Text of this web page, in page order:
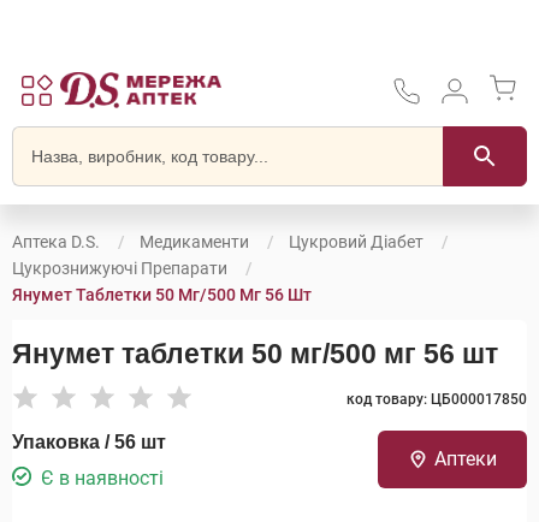
Аптека D.S. Медикаменти
Цукровий Діабет
Цукрознижуючі Препарати
Янумет Таблетки 50 Мг/500 Мг 56 Шт
Янумет таблетки 50 мг/500 мг 56 шт
код товару: ЦБ000017850
Упаковка / 56 шт
Є в наявності
Аптеки